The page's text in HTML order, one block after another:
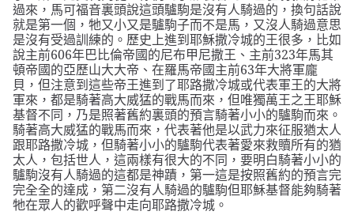
過來，馬可福音裏頭說這頭驢駒是沒有人騎過的，換句話說
就是第一個，牠又小又是驢駒子而不是馬，又沒人騎過意思
是沒有受過訓練的。歷史上進到耶穌撒冷城的王很多，比如
說主前606年巴比倫帝國的尼布甲尼撒王、主前323年馬其
頓帝國的亞歷山大大帝、在羅馬帝國主前63年大將軍龐
貝，但注意到這些帝王進到了耶路撒冷城或代表軍王的大將
軍來，都是騎著高大威猛的戰馬而來，但唯獨萬王之王耶穌
基督不同，乃是照著舊約裏頭的預言騎著小小的驢駒而來。
騎著高大威猛的戰馬而來，代表著他是以武力來征服猶太人
跟耶路撒冷城，但騎著小小的驢駒代表著愛來救贖所有的猶
太人，包括世人，這兩樣有很大的不同，要明白騎著小小的
驢駒沒有人騎過的這都是神蹟，第一這是按照舊約的預言完
完全全的達成，第二沒有人騎過的驢駒但耶穌基督能夠騎著
牠在眾人的歡呼聲中走向耶路撒冷城。